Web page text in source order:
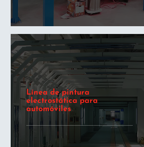
Línea de pintura
electrostática para
automóviles